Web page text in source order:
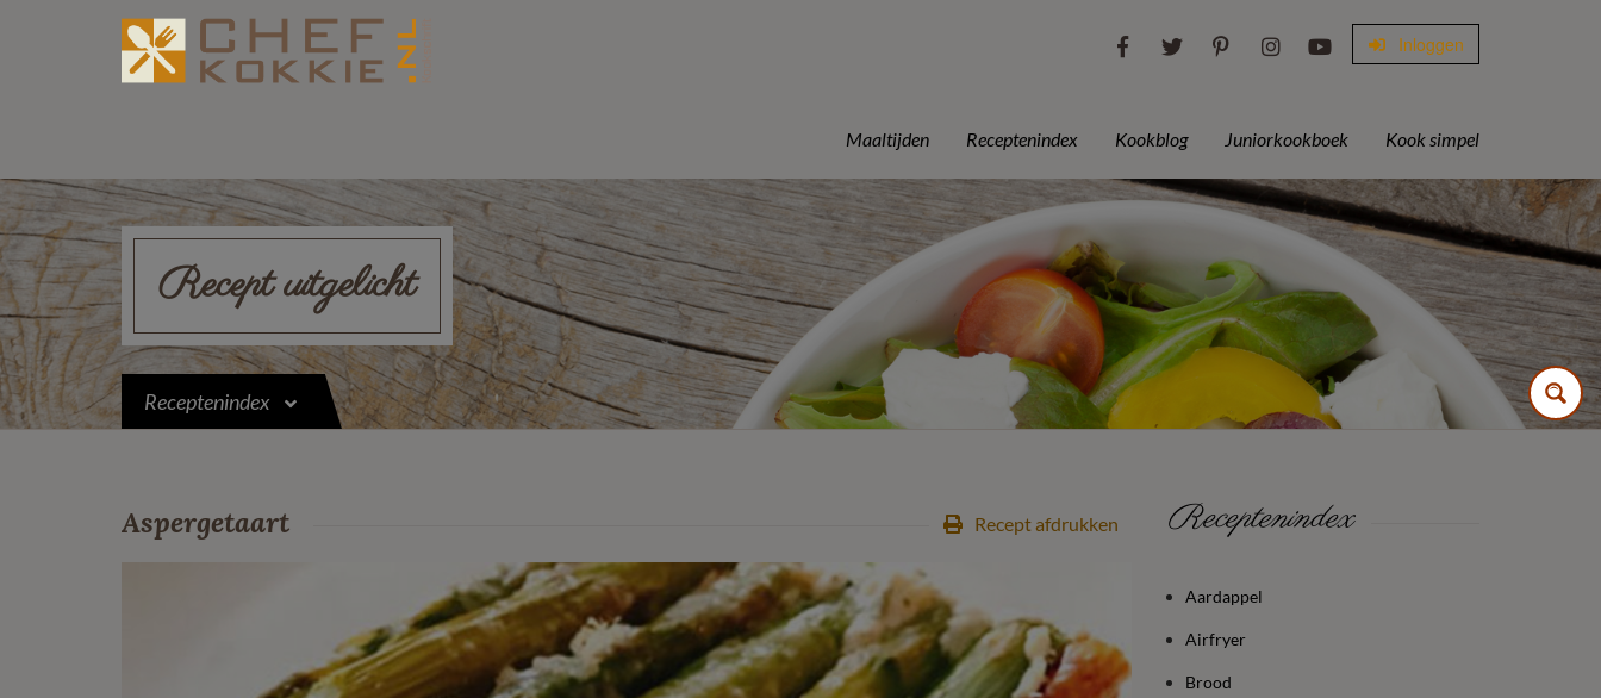
Inloggen
Maaltijden Receptenindex Kookblog Juniorkookboek Kook simpel
Recept uitgelicht
Receptenindex
Aspergetaart Recept afdrukken Receptenindex
Aardappel
Airfryer
Brood